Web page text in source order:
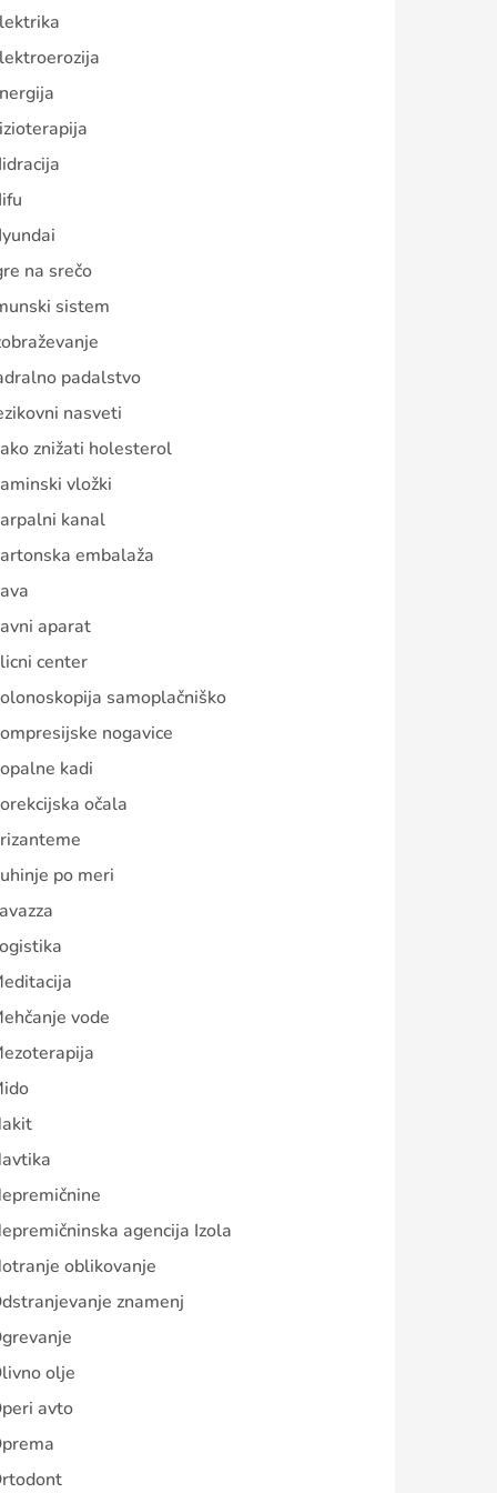
na srečo
sistem
padalstvo
nasveti
znižati holesterol
vložki
kanal
embalaža
aparat
center
samoplačniško
nogavice
kadi
očala
po meri
vode
agencija Izola
oblikovanje
znamenj
olje
avto